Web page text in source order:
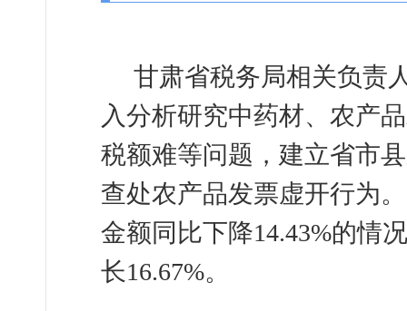
甘肃省税务局相关负责
入分析研究中药材、农产
税额难等问题，建立省市
查处农产品发票虚开行为
金额同比下降14.43%的情
长16.67%。